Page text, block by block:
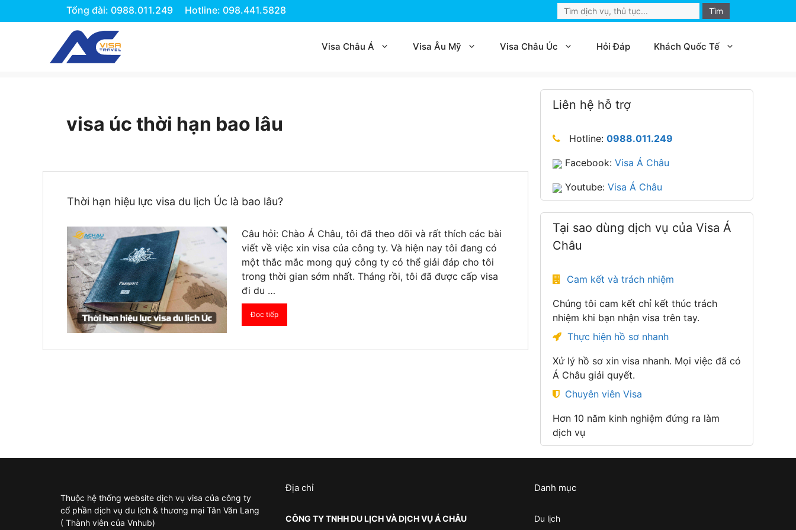
Tổng đài: 0988.011.249 Hotline: 098.441.5828
Search
for:
Visa Châu Á Visa Âu Mỹ Visa Châu Úc Hỏi Đáp Khách Quốc Tế
visa úc thời hạn bao lâu
Thời hạn hiệu lực visa du lịch Úc là bao lâu?
Câu hỏi: Chào Á Châu, tôi đã theo dõi và rất thích các bài
viết về việc xin visa của công ty. Và hiện nay tôi đang có
một thắc mắc mong quý công ty có thể giải đáp cho tôi
trong thời gian sớm nhất. Tháng rồi, tôi đã được cấp visa
đi du …
Đọc tiếp
Liên hệ hỗ trợ
Hotline: 0988.011.249
Facebook: Visa Á Châu
Youtube: Visa Á Châu
Tại sao dùng dịch vụ của Visa Á
Châu
Cam kết và trách nhiệm
Chúng tôi cam kết chỉ kết thúc trách
nhiệm khi bạn nhận visa trên tay.
Thực hiện hồ sơ nhanh
Xử lý hồ sơ xin visa nhanh. Mọi việc đã có
Á Châu giải quyết.
Chuyên viên Visa
Hơn 10 năm kinh nghiệm đứng ra làm
dịch vụ
Thuộc hệ thống website dịch vụ visa của công ty
cổ phần dịch vụ du lịch & thương mại Tân Văn Lang
( Thành viên của Vnhub)
Địa chỉ
CÔNG TY TNHH DU LỊCH VÀ DỊCH VỤ Á CHÂU
Danh mục
Du lịch